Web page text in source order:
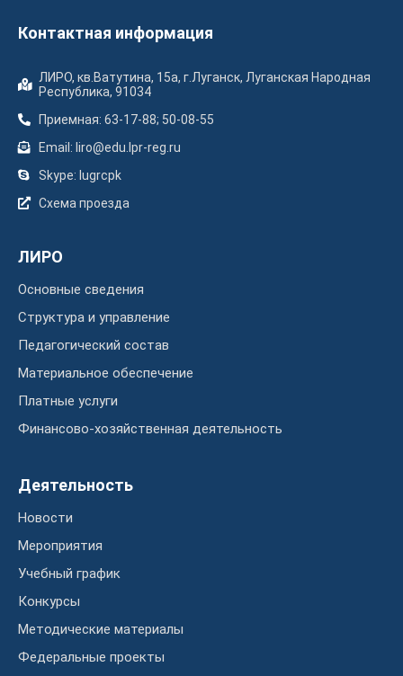
Контактная информация
ЛИРО, кв.Ватутина, 15а, г.Луганск, Луганская Народная
Республика, 91034
Приемная: 63-17-88; 50-08-55
Email: liro@edu.lpr-reg.ru
Skype: lugrcpk
Схема проезда
ЛИРО
Основные сведения
Структура и управление
Педагогический состав
Материальное обеспечение
Платные услуги
Финансово-хозяйственная деятельность
Деятельность
Новости
Мероприятия
Учебный график
Конкурсы
Методические материалы
Федеральные проекты